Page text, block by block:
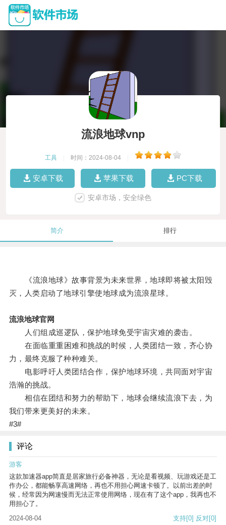
流浪地球vnp
工具 时间：2024-08-04
安卓下载 苹果下载 PC下载
安卓市场，安全绿色
简介 排行
《流浪地球》故事背景为未来世界，地球即将被太阳毁
灭，人类启动了地球引擎使地球成为流浪星球。
流浪地球官网
人们组成巡逻队，保护地球免受宇宙灾难的袭击。
在面临重重困难和挑战的时候，人类团结一致，齐心协
力，最终克服了种种难关。
电影呼吁人类团结合作，保护地球环境，共同面对宇宙
浩瀚的挑战。
相信在团结和努力的帮助下，地球会继续流浪下去，为
我们带来更美好的未来。
#3#
评论
游客
这款加速器app简直是居家旅行必备神器，无论是看视频、玩游戏还是工
作办公，都能畅享高速网络，再也不用担心网速卡顿了。以前出差的时
候，经常因为网速慢而无法正常使用网络，现在有了这个app，我再也不
用担心了。
2024-08-04
支持[0] 反对[0]